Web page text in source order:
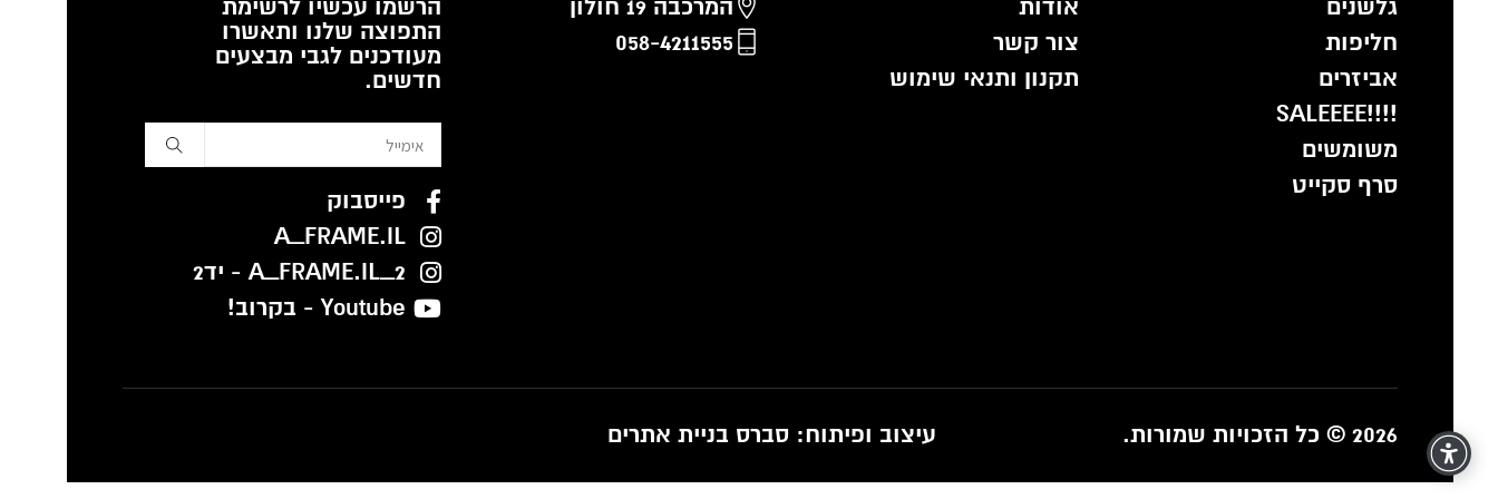
גלשנים
חליפות
אביזרים
!!!!SALEEEE
משומשים
סרף סקייט
אודות
צור קשר
תקנון ותנאי שימוש
המרכבה 19 חולון
058-4211555
הרשמו עכשיו לרשימת
התפוצה שלנו ותאשרו
מעודכנים לגבי מבצעים
חדשים.
פייסבוק
A_FRAME.IL
A_FRAME.IL_2 - יד2
Youtube - בקרוב!
2026 © כל הזכויות שמורות. עיצוב ופיתוח:סברס בניית אתרים